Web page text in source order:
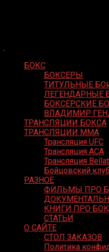
БОКС
БОКСЕРЫ
ТИТУЛЬНЫЕ
ЛЕГЕНДАРНЫЕ
БОКСЕРСКИЕ
ВЛАДИМИР
ТРАНСЛЯЦИИ БОКСА
ТРАНСЛЯЦИИ MMA
Трансляция UFC
Трансляция ACA
Трансляция
Бойцовский
РАЗНОЕ
ФИЛЬМЫ ПРО
КНИГИ ПРО
СТАТЬИ
О САЙТЕ
СТОЛ ЗАКАЗОВ
Политика